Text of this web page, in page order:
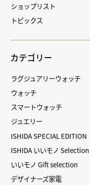
ショップリスト
トピックス
カテゴリー
ラグジュアリーウォッチ
ウォッチ
スマートウォッチ
ジュエリー
ISHIDA SPECIAL EDITION
ISHIDA いいモノ Selection
いいモノ Gift selection
デザイナーズ家電